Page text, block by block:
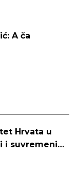
A ča
Hrvata u
i suvremeni